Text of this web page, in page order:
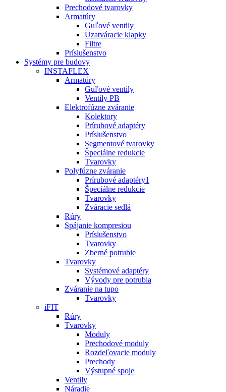
Prechodové tvarovky
Armatúry
Guľové ventily
Uzatváracie klapky
Filtre
Príslušenstvo
Systémy pre budovy
INSTAFLEX
Armatúry
Guľové ventily
Ventily PB
Elektrofúzne zváranie
Kolektory
Prírubové adaptéry
Príslušenstvo
Segmentové tvarovky
Špeciálne redukcie
Tvarovky
Polyfúzne zváranie
Prírubové adaptéry1
Špeciálne redukcie
Tvarovky
Zváracie sedlá
Rúry
Spájanie kompresiou
Príslušenstvo
Tvarovky
Zberné potrubie
Tvarovky
Systémové adaptéry
Vývody pre potrubia
Zváranie na tupo
Tvarovky
iFIT
Rúry
Tvarovky
Moduly
Prechodové moduly
Rozdeľovacie moduly
Prechody
Výstupné spoje
Ventily
Náradie